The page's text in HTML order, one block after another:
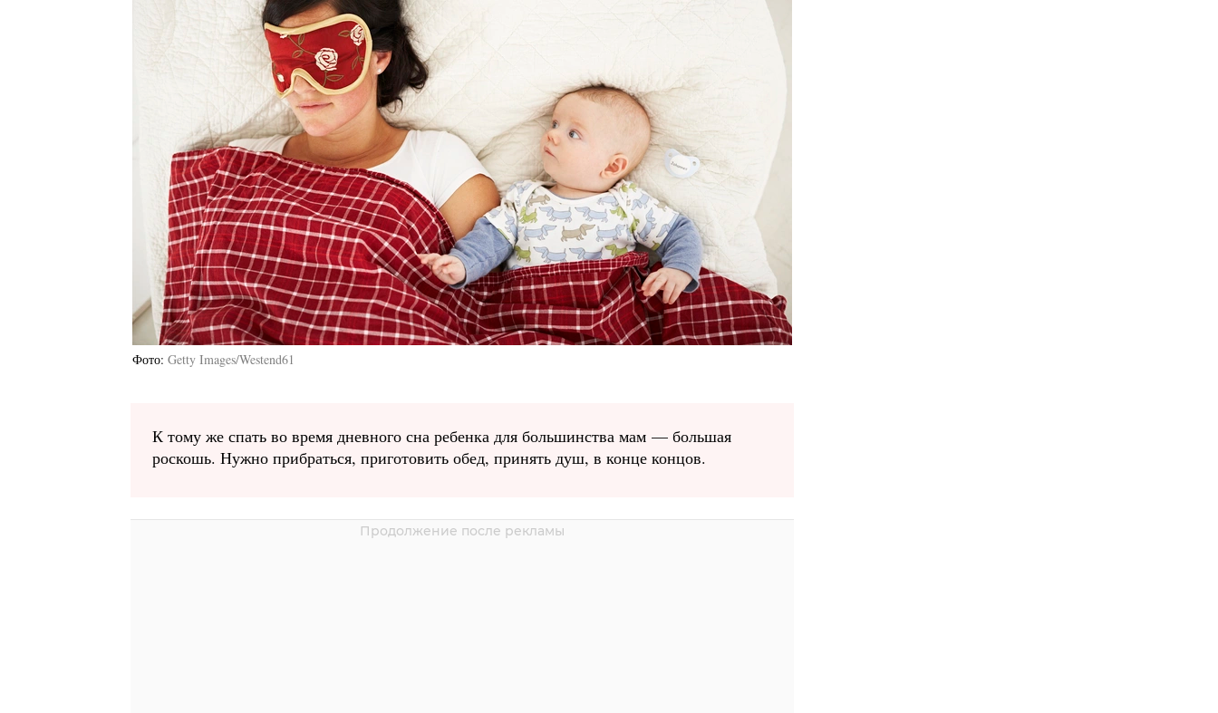
Фото Getty Images/Westend61
К тому же спать во время дневного сна ребенка для большинства мам — большая
роскошь. Нужно прибраться, приготовить обед, принять душ, в конце концов.